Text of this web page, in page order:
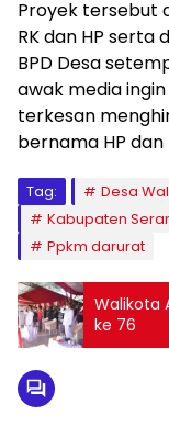
Proyek tersebut
RK dan HP serta
BPD Desa
awak media
terkesan
bernama HP dan
Tag: Desa
Kabupaten
Ppkm darurat
Walikota
ke 76